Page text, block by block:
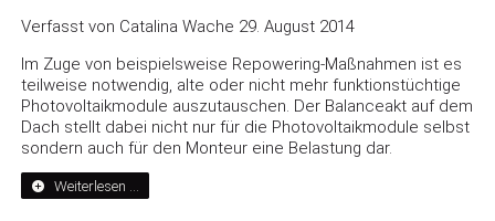
Verfasst von Catalina Wache 29. August 2014
Im Zuge von beispielsweise Repowering-Maßnahmen ist es
teilweise notwendig, alte oder nicht mehr funktionstüchtige
Photovoltaikmodule auszutauschen. Der Balanceakt auf dem
Dach stellt dabei nicht nur für die Photovoltaikmodule selbst
sondern auch für den Monteur eine Belastung dar.
Weiterlesen …